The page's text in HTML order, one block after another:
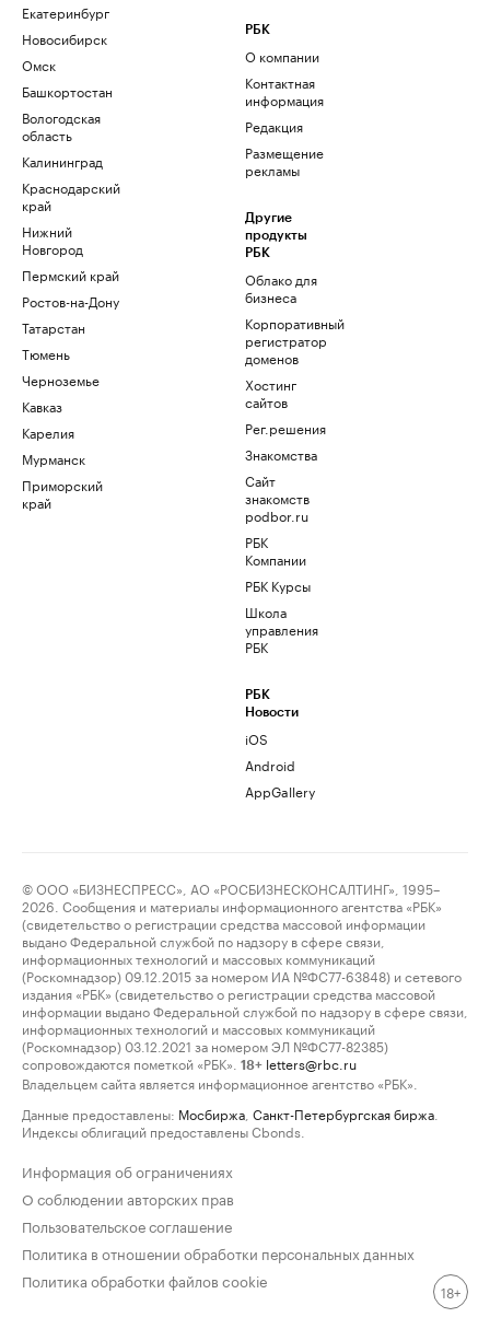
Екатеринбург
Новосибирск
Омск
Башкортостан
Вологодская
область
Калининград
Краснодарский
край
Нижний
Новгород
Пермский край
Ростов-на-Дону
Татарстан
Тюмень
Черноземье
Кавказ
Карелия
Мурманск
Приморский
край
РБК
О компании
Контактная
информация
Редакция
Размещение
рекламы
Другие
продукты
РБК
Облако для
бизнеса
Корпоративный
регистратор
доменов
Хостинг
сайтов
Рег.решения
Знакомства
Сайт
знакомств
podbor.ru
РБК
Компании
РБК Курсы
Школа
управления
РБК
РБК
Новости
iOS
Android
AppGallery
© ООО «БИЗНЕСПРЕСС», АО «РОСБИЗНЕСКОНСАЛТИНГ», 1995–
2026. Сообщения и материалы информационного агентства «РБК»
(свидетельство о регистрации средства массовой информации
выдано Федеральной службой по надзору в сфере связи,
информационных технологий и массовых коммуникаций
(Роскомнадзор) 09.12.2015 за номером ИА №ФС77-63848) и сетевого
издания «РБК» (свидетельство о регистрации средства массовой
информации выдано Федеральной службой по надзору в сфере связи,
информационных технологий и массовых коммуникаций
(Роскомнадзор) 03.12.2021 за номером ЭЛ №ФС77-82385)
сопровождаются пометкой «РБК».
18+ letters@rbc.ru
Владельцем сайта является информационное агентство «РБК».
Данные предоставлены: Мосбиржа Санкт-Петербургская биржа
Индексы облигаций предоставлены Cbonds.
Информация об ограничениях
О соблюдении авторских прав
Пользовательское соглашение
Политика в отношении обработки персональных данных
Политика обработки файлов cookie
18+